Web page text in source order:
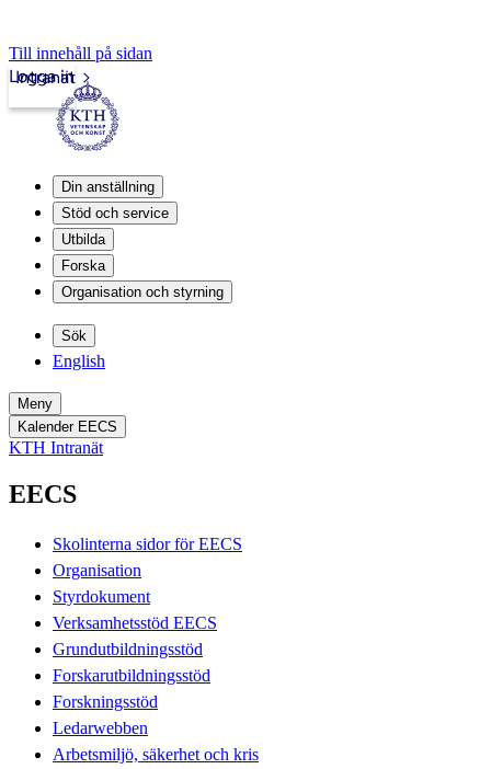
Till innehåll på sidan
Intranät
Logga in
Din anställning
Stöd och service
Utbilda
Forska
Organisation och styrning
Sök
English
Meny
Kalender EECS
KTH Intranät
EECS
Skolinterna sidor för EECS
Organisation
Styrdokument
Verksamhetsstöd EECS
Grundutbildningsstöd
Forskarutbildningsstöd
Forskningsstöd
Ledarwebben
Arbetsmiljö, säkerhet och kris